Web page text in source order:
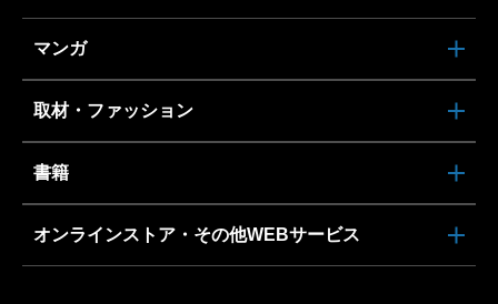
マンガ
取材・ファッション
書籍
オンラインストア・その他WEBサービス